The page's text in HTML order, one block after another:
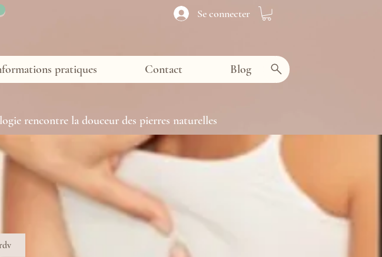
Se connecter
pratiques Contact Blog
rencontre la douceur des pierres naturelles